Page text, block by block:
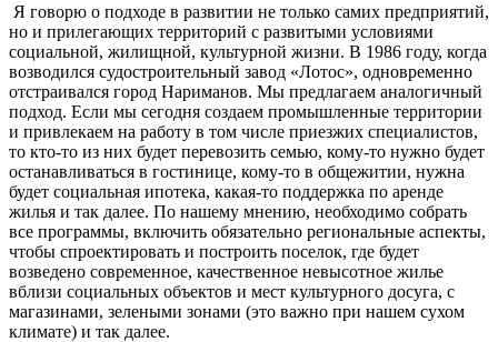
Я говорю о подходе в развитии не только самих предприятий,
но и прилегающих территорий с развитыми условиями
социальной, жилищной, культурной жизни. В 1986 году, когда
возводился судостроительный завод «Лотос», одновременно
отстраивался город Нариманов. Мы предлагаем аналогичный
подход. Если мы сегодня создаем промышленные территории
и привлекаем на работу в том числе приезжих специалистов,
то кто-то из них будет перевозить семью, кому-то нужно будет
останавливаться в гостинице, кому-то в общежитии, нужна
будет социальная ипотека, какая-то поддержка по аренде
жилья и так далее. По нашему мнению, необходимо собрать
все программы, включить обязательно региональные аспекты,
чтобы спроектировать и построить поселок, где будет
возведено современное, качественное невысотное жилье
вблизи социальных объектов и мест культурного досуга, с
магазинами, зелеными зонами (это важно при нашем сухом
климате) и так далее.